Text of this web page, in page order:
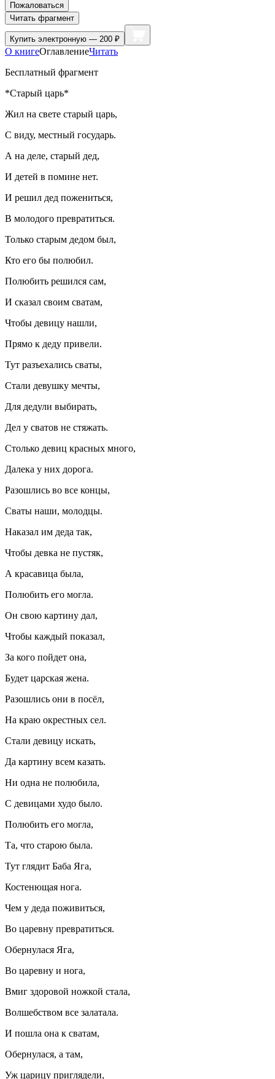
Пожаловаться
Читать фрагмент
Купить электронную — 200 ₽
О книгеОглавлениеЧитать
Бесплатный фрагмент
*Старый царь*
Жил на свете старый царь,
С виду, местный государь.
А на деле, старый дед,
И детей в помине нет.
И решил дед пожениться,
В молодого превратиться.
Только старым дедом был,
Кто его бы полюбил.
Полюбить решился сам,
И сказал своим сватам,
Чтобы девицу нашли,
Прямо к деду привели.
Тут разъехались сваты,
Стали девушку мечты,
Для дедули выбирать,
Дел у сватов не стяжать.
Столько девиц красных много,
Далека у них дорога.
Разошлись во все концы,
Сваты наши, молодцы.
Наказал им деда так,
Чтобы девка не пустяк,
А красавица была,
Полюбить его могла.
Он свою картину дал,
Чтобы каждый показал,
За кого пойдет она,
Будет царская жена.
Разошлись они в посёл,
На краю окрестных сел.
Стали девицу искать,
Да картину всем казать.
Ни одна не полюбила,
С девицами худо было.
Полюбить его могла,
Та, что старою была.
Тут глядит Баба Яга,
Костенющая нога.
Чем у деда поживиться,
Во царевну превратиться.
Обернулася Яга,
Во царевну и нога,
Вмиг здоровой ножкой стала,
Волшебством все залатала.
И пошла она к сватам,
Обернулася, а там,
Уж царицу приглядели,